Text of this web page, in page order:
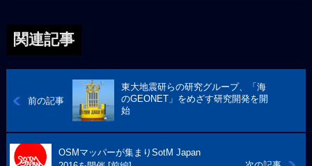
関連記事
前の記事
東大地震研らの研究グループ、「海
のGEONET」をめざす研究開発を開
始
OSMマッパーが集まりSotM Japan